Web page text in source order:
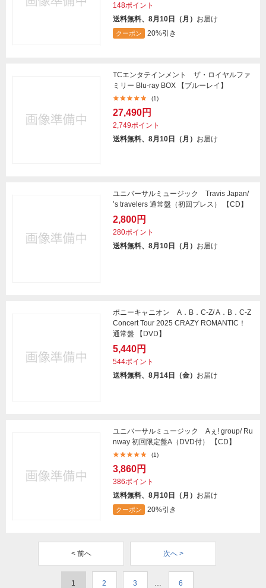
148ポイント
送料無料、8月10日（月） お届け
クーポン 20%引き
TCエンタテインメント ザ・ロイヤルファ
ミリー Blu-ray BOX 【ブルーレイ】
(1)
27,490円
2,749ポイント
送料無料、8月10日（月） お届け
ユニバーサルミュージック Travis Japan/
’s travelers 通常盤（初回プレス） 【CD】
2,800円
280ポイント
送料無料、8月10日（月） お届け
ポニーキャニオン A．B．C-Z/ A．B．C-Z
Concert Tour 2025 CRAZY ROMANTIC！
通常盤 【DVD】
5,440円
544ポイント
送料無料、8月14日（金） お届け
ユニバーサルミュージック Aぇ! group/ Ru
nway 初回限定盤A（DVD付） 【CD】
(1)
3,860円
386ポイント
送料無料、8月10日（月） お届け
クーポン 20%引き
< 前へ 次へ >
1 2 3 6